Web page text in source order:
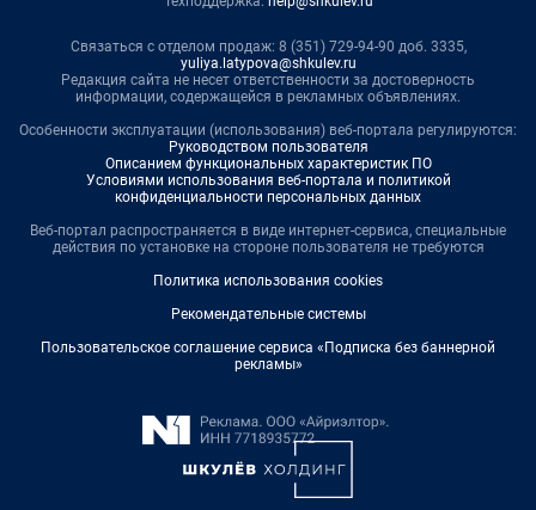
Связаться с отделом продаж: 8 (351) 729-94-90 доб. 3335,
yuliya.latypova@shkulev.ru
Редакция сайта не несет ответственности за достоверность
информации, содержащейся в рекламных объявлениях.
Особенности эксплуатации (использования) веб-портала регулируются:
Руководством пользователя
Описанием функциональных характеристик ПО
Условиями использования веб-портала и политикой
конфиденциальности персональных данных
Веб-портал распространяется в виде интернет-сервиса, специальные
действия по установке на стороне пользователя не требуются
Политика использования cookies
Рекомендательные системы
Пользовательское соглашение сервиса «Подписка без баннерной
рекламы»